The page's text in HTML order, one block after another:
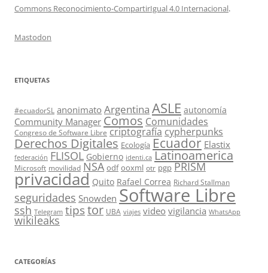
Commons Reconocimiento-CompartirIgual 4.0 Internacional.
Mastodon
ETIQUETAS
#ecuadorSL anonimato Argentina ASLE autonomía
Community Manager Comos Comunidades
Congreso de Software Libre criptografía cypherpunks
Derechos Digitales Ecología Ecuador Elastix
federación FLISOL Gobierno identi.ca Latinoamerica
Microsoft movilidad NSA odf ooxml otr pgp PRISM
privacidad Quito Rafael Correa Richard Stallman
seguridades Snowden Software Libre
ssh Telegram tips tor UBA viajes video vigilancia WhatsApp
wikileaks
CATEGORÍAS